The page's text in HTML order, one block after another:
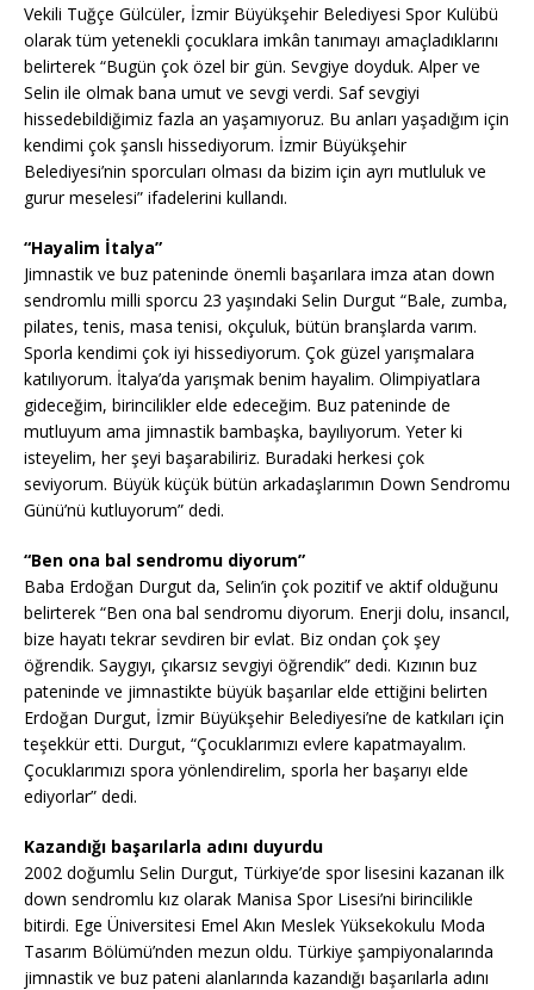
Vekili Tuğçe Gülcüler, İzmir Büyükşehir Belediyesi Spor Kulübü
olarak tüm yetenekli çocuklara imkân tanımayı amaçladıklarını
belirterek “Bugün çok özel bir gün. Sevgiye doyduk. Alper ve
Selin ile olmak bana umut ve sevgi verdi. Saf sevgiyi
hissedebildiğimiz fazla an yaşamıyoruz. Bu anları yaşadığım için
kendimi çok şanslı hissediyorum. İzmir Büyükşehir
Belediyesi’nin sporcuları olması da bizim için ayrı mutluluk ve
gurur meselesi” ifadelerini kullandı.
“Hayalim İtalya”
Jimnastik ve buz pateninde önemli başarılara imza atan down
sendromlu milli sporcu 23 yaşındaki Selin Durgut “Bale, zumba,
pilates, tenis, masa tenisi, okçuluk, bütün branşlarda varım.
Sporla kendimi çok iyi hissediyorum. Çok güzel yarışmalara
katılıyorum. İtalya’da yarışmak benim hayalim. Olimpiyatlara
gideceğim, birincilikler elde edeceğim. Buz pateninde de
mutluyum ama jimnastik bambaşka, bayılıyorum. Yeter ki
isteyelim, her şeyi başarabiliriz. Buradaki herkesi çok
seviyorum. Büyük küçük bütün arkadaşlarımın Down Sendromu
Günü’nü kutluyorum” dedi.
“Ben ona bal sendromu diyorum”
Baba Erdoğan Durgut da, Selin’in çok pozitif ve aktif olduğunu
belirterek “Ben ona bal sendromu diyorum. Enerji dolu, insancıl,
bize hayatı tekrar sevdiren bir evlat. Biz ondan çok şey
öğrendik. Saygıyı, çıkarsız sevgiyi öğrendik” dedi. Kızının buz
pateninde ve jimnastikte büyük başarılar elde ettiğini belirten
Erdoğan Durgut, İzmir Büyükşehir Belediyesi’ne de katkıları için
teşekkür etti. Durgut, “Çocuklarımızı evlere kapatmayalım.
Çocuklarımızı spora yönlendirelim, sporla her başarıyı elde
ediyorlar” dedi.
Kazandığı başarılarla adını duyurdu
2002 doğumlu Selin Durgut, Türkiye’de spor lisesini kazanan ilk
down sendromlu kız olarak Manisa Spor Lisesi’ni birincilikle
bitirdi. Ege Üniversitesi Emel Akın Meslek Yüksekokulu Moda
Tasarım Bölümü’nden mezun oldu. Türkiye şampiyonalarında
jimnastik ve buz pateni alanlarında kazandığı başarılarla adını